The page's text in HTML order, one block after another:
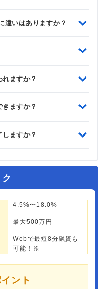
違いはありますか？
ますか？
ますか？
ますか？
4.5%〜18.0%
最大500万円
Webで最短8分融資も
可能！※
ント